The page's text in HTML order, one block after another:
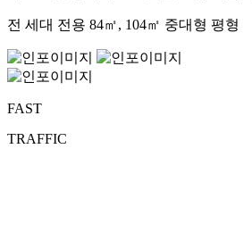
전 세대 전용 84㎡, 104㎡ 중대형 평형
FAST
TRAFFIC